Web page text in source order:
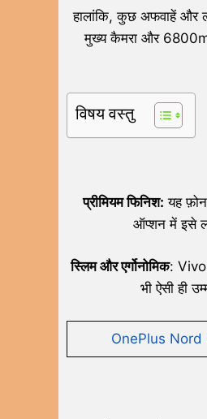
हालांकि, कुछ अफवाहें और
मुख्य कैमरा और
विषय वस्तु
प्रीमियम फिनिश: यह
ऑप्शन में इसे
स्लिम और एर्गोनोमिक: Vivo
भी ऐसी ही
OnePlus Nord